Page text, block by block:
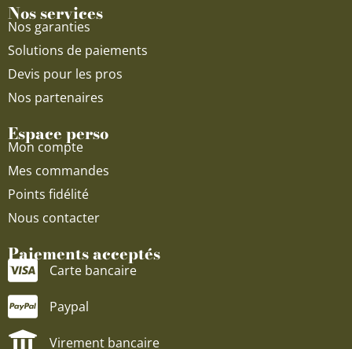
Nos services
Nos garanties
Solutions de paiements
Devis pour les pros
Nos partenaires
Espace perso
Mon compte
Mes commandes
Points fidélité
Nous contacter
Paiements acceptés
Carte bancaire
Paypal
Virement bancaire